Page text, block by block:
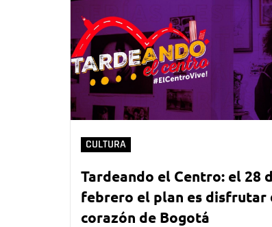
CULTURA
Tardeando el Centro: el 28
febrero el plan es disfrutar
corazón de Bogotá